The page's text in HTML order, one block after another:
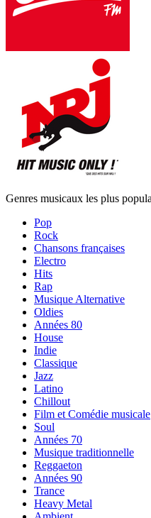
Genres musicaux les plus
Pop
Rock
Chansons françaises
Electro
Hits
Rap
Musique Alternative
Oldies
Années 80
House
Indie
Classique
Jazz
Latino
Chillout
Film et Comédie musicale
Soul
Années 70
Musique traditionnelle
Reggaeton
Années 90
Trance
Heavy Metal